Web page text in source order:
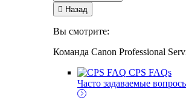
 Назад
Вы смотрите:
Команда Canon Professional
CPS FAQs
Часто задаваемые